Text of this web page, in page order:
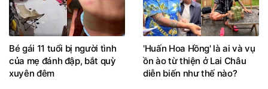
Bé gái 11 tuổi bị người tình
của mẹ đánh đập, bắt quỳ
xuyên đêm
'Huấn Hoa Hồng' là ai và vụ
ồn ào từ thiện ở Lai Châu
diễn biến như thế nào?